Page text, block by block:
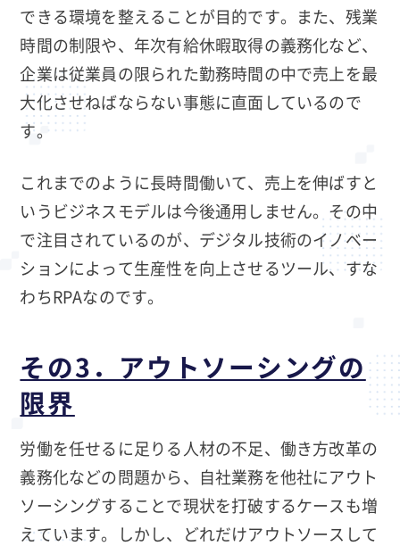
できる環境を整えることが目的です。また、残業
時間の制限や、年次有給休暇取得の義務化など、
企業は従業員の限られた勤務時間の中で売上を最
大化させねばならない事態に直面しているので
す。
これまでのように長時間働いて、売上を伸ばすと
いうビジネスモデルは今後通用しません。その中
で注目されているのが、デジタル技術のイノベー
ションによって生産性を向上させるツール、すな
わちRPAなのです。
その3．アウトソーシングの
限界
労働を任せるに足りる人材の不足、働き方改革の
義務化などの問題から、自社業務を他社にアウト
ソーシングすることで現状を打破するケースも増
えています。しかし、どれだけアウトソースして